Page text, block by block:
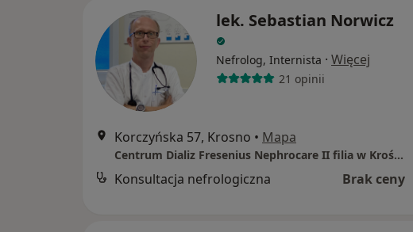
lek. Sebastian Norwicz
Nefrolog, Internista · Więcej
21 opinii
Korczyńska 57, Krosno • Mapa
Centrum Dializ Fresenius Nephrocare II filia w Krośnie Stacja Dializ nr 10
Konsultacja nefrologiczna Brak ceny